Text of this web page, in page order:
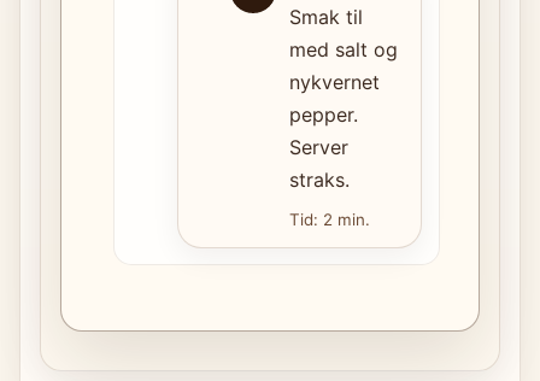
Smak til
med salt og
nykvernet
pepper.
Server
straks.
Tid: 2 min.